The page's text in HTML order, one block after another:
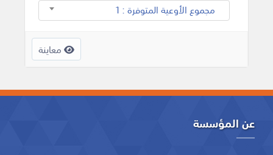
مجموع الأوعية المتوفرة : 1
معاينة
عن المؤسسة